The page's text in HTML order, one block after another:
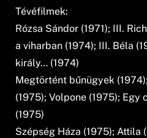
Tévéfilmek:
Rózsa Sándor (1971); III.
a viharban (1974); III. Béla
király… (1974)
Megtörtént bűnügyek
(1975); Volpone (1975); Egy
(1975)
Szépség Háza (1975); Attila